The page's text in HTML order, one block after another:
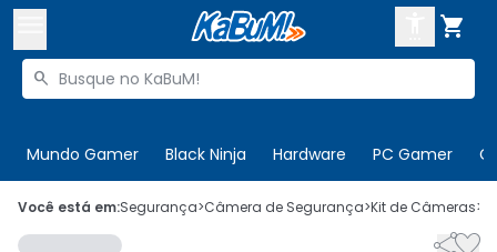

Buscar produtos

Mundo Gamer Black Ninja Hardware PC Gamer
 Olá. Acesse sua conta
Você está em:Segurança>Câmera de Segurança>Kit de Câmeras>